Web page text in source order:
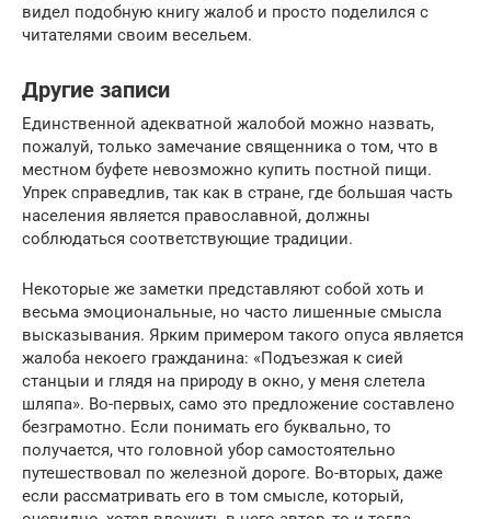
видел подобную книгу жалоб и просто поделился с
читателями своим весельем.
Другие записи
Единственной адекватной жалобой можно назвать,
пожалуй, только замечание священника о том, что в
местном буфете невозможно купить постной пищи.
Упрек справедлив, так как в стране, где большая часть
населения является православной, должны
соблюдаться соответствующие традиции.
Некоторые же заметки представляют собой хоть и
весьма эмоциональные, но часто лишенные смысла
высказывания. Ярким примером такого опуса является
жалоба некоего гражданина: «Подъезжая к сией
станцыи и глядя на природу в окно, у меня слетела
шляпа». Во-первых, само это предложение составлено
безграмотно. Если понимать его буквально, то
получается, что головной убор самостоятельно
путешествовал по железной дороге. Во-вторых, даже
если рассматривать его в том смысле, который,